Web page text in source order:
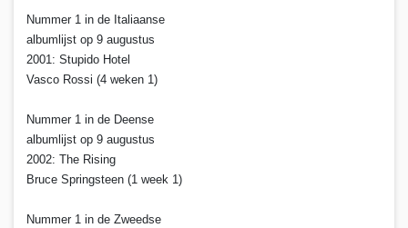
Nummer 1 in de Italiaanse
albumlijst op 9 augustus
2001: Stupido Hotel
Vasco Rossi (4 weken 1)
Nummer 1 in de Deense
albumlijst op 9 augustus
2002: The Rising
Bruce Springsteen (1 week 1)
Nummer 1 in de Zweedse